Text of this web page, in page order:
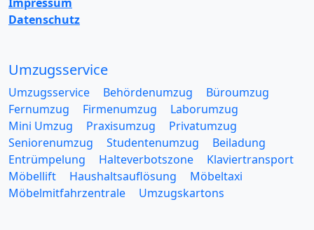
Datenschutz
Umzugsservice
Umzugsservice Behördenumzug
Büroumzug
Fernumzug
Firmenumzug
Laborumzug
Mini Umzug
Praxisumzug
Privatumzug
Seniorenumzug
Studentenumzug
Beiladung
Entrümpelung
Halteverbotszone
Klaviertransport
Möbellift
Haushaltsauflösung
Möbeltaxi
Möbelmitfahrzentrale
Umzugskartons